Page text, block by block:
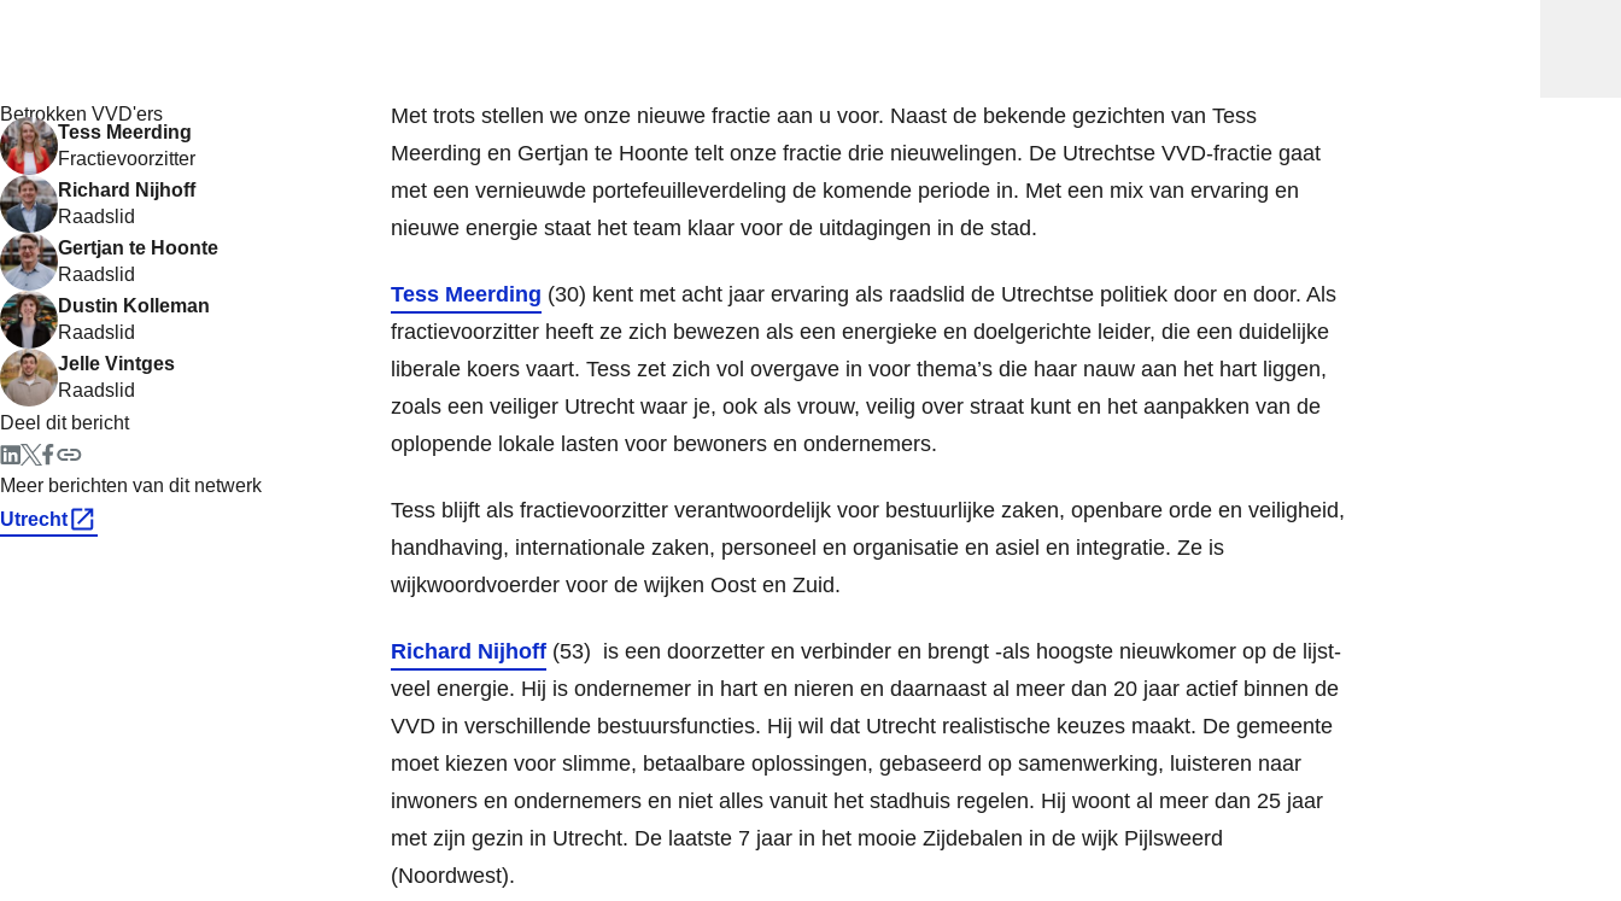
Met trots stellen we onze nieuwe fractie aan u voor. Naast de bekende gezichten van Tess
Meerding en Gertjan te Hoonte telt onze fractie drie nieuwelingen. De Utrechtse VVD-fractie gaat
met een vernieuwde portefeuilleverdeling de komende periode in. Met een mix van ervaring en
nieuwe energie staat het team klaar voor de uitdagingen in de stad.
Tess Meerding (30) kent met acht jaar ervaring als raadslid de Utrechtse politiek door en door. Als
fractievoorzitter heeft ze zich bewezen als een energieke en doelgerichte leider, die een duidelijke
liberale koers vaart. Tess zet zich vol overgave in voor thema’s die haar nauw aan het hart liggen,
zoals een veiliger Utrecht waar je, ook als vrouw, veilig over straat kunt en het aanpakken van de
oplopende lokale lasten voor bewoners en ondernemers.
Tess blijft als fractievoorzitter verantwoordelijk voor bestuurlijke zaken, openbare orde en veiligheid,
handhaving, internationale zaken, personeel en organisatie en asiel en integratie. Ze is
wijkwoordvoerder voor de wijken Oost en Zuid.
Richard Nijhoff (53) is een doorzetter en verbinder en brengt -als hoogste nieuwkomer op de lijst-
veel energie. Hij is ondernemer in hart en nieren en daarnaast al meer dan 20 jaar actief binnen de
VVD in verschillende bestuursfuncties. Hij wil dat Utrecht realistische keuzes maakt. De gemeente
moet kiezen voor slimme, betaalbare oplossingen, gebaseerd op samenwerking, luisteren naar
inwoners en ondernemers en niet alles vanuit het stadhuis regelen. Hij woont al meer dan 25 jaar
met zijn gezin in Utrecht. De laatste 7 jaar in het mooie Zijdebalen in de wijk Pijlsweerd
(Noordwest).
Betrokken VVD'ers
Tess Meerding
Fractievoorzitter
Richard Nijhoff
Raadslid
Gertjan te Hoonte
Raadslid
Dustin Kolleman
Raadslid
Jelle Vintges
Raadslid
Deel dit bericht
Meer berichten van dit netwerk
Utrecht